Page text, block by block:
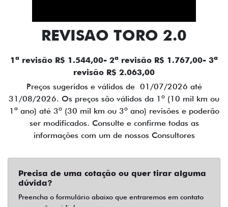
REVISAO TORO 2.0
1ª revisão R$ 1.544,00- 2ª revisão R$ 1.767,00- 3ª
revisão R$ 2.063,00
Preços sugeridos e válidos de 01/07/2026 até
31/08/2026. Os preços são válidos da 1º (10 mil km ou
1ª ano) até 3º (30 mil km ou 3º ano) revisões e poderão
ser modificados. Consulte e confirme todas as
informações com um de nossos Consultores
Precisa de uma cotação ou quer tirar alguma
dúvida?
Preencha o formulário abaixo que entraremos em contato